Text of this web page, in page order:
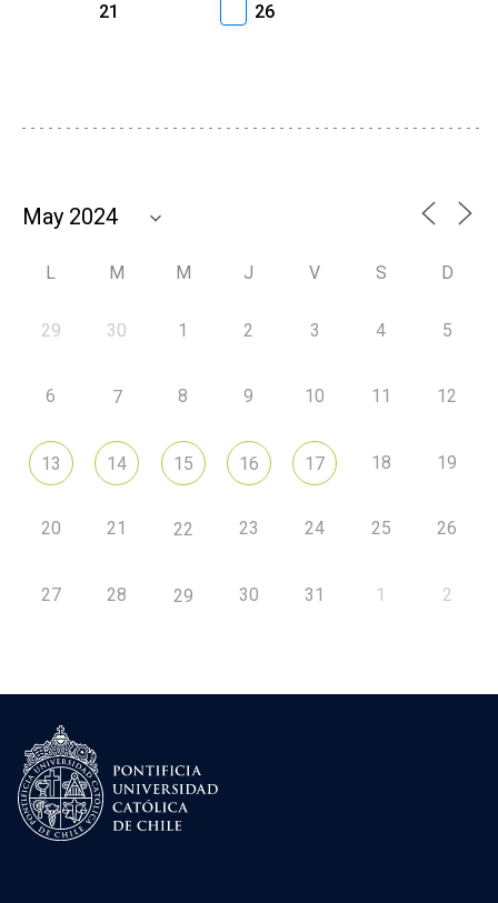
21
26
L M M J V S D
29 30 1 2 3 4 5
6 7 8 9 10 11 12
13 14 15 16 17 18 19
20 21 22 23 24 25 26
27 28 29 30 31 1 2